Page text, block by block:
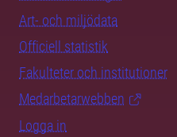
Art- och miljödata
Officiell statistik
Fakulteter och institutioner
Medarbetarwebben
Logga in